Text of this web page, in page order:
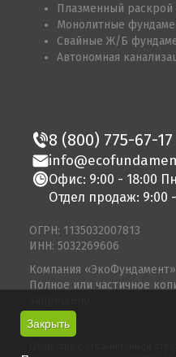
Плазменный раскрой
Монолитные
Свайные Ж/Б
Автономная
8 (800) 775-67-17
Офис: 9:00 - 18:00
Отдел продаж: 9:00
ОГРН: 1135032007813
ИНН: 5032269606
Компания
Полное или частичное
© 2026
Закрыть